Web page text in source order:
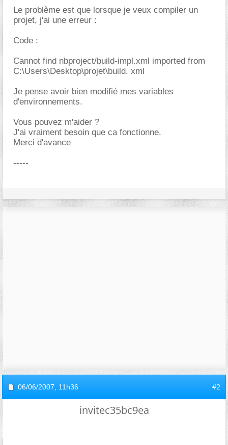
Le problème est que lorsque je veux compiler un
projet, j'ai une erreur :
Code :
Cannot find nbproject/build-impl.xml imported from
C:\Users\Desktop\projet\build. xml
Je pense avoir bien modifié mes variables
d'environnements.
Vous pouvez m'aider ?
J'ai vraiment besoin que ca fonctionne.
Merci d'avance
-----
06/06/2007, 11h36 #2
invitec35bc9ea